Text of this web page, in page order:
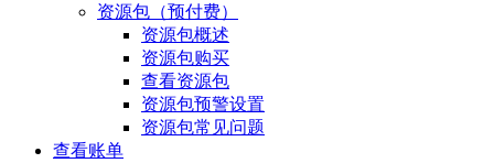
资源包（预付费）
资源包概述
资源包购买
查看资源包
资源包预警设置
资源包常见问题
查看账单